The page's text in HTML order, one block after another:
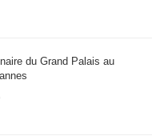
du Grand Palais au